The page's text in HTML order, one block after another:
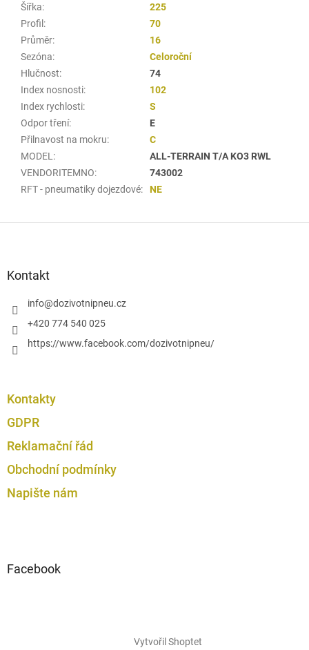
Šířka:
225
Profil :
70
Průměr:
16
Sezóna:
Celoroční
Hlučnost:
74
Index nosnosti:
102
Index rychlosti:
S
Odpor tření:
E
Přilnavost na mokru:
C
MODEL :
ALL-TERRAIN T/A KO3 RWL
VENDORITEMNO:
743002
RFT - pneumatiky dojezdové: NE
Kontakt
info@dozivotnipneu.cz
+420 774 540 025
https://www.facebook.com/dozivotnipneu/
Kontakty
GDPR
Reklamační řád
Obchodní podmínky
Napište nám
Facebook
Vytvořil Shoptet